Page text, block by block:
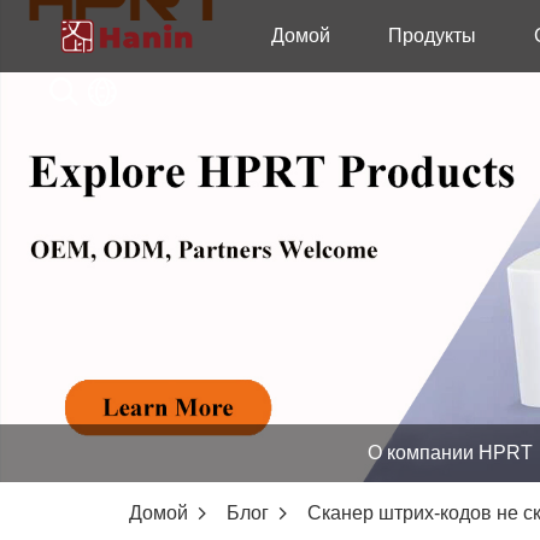
Домой Продукты
О компании HPRT
Домой Блог Сканер штрих-кодов не